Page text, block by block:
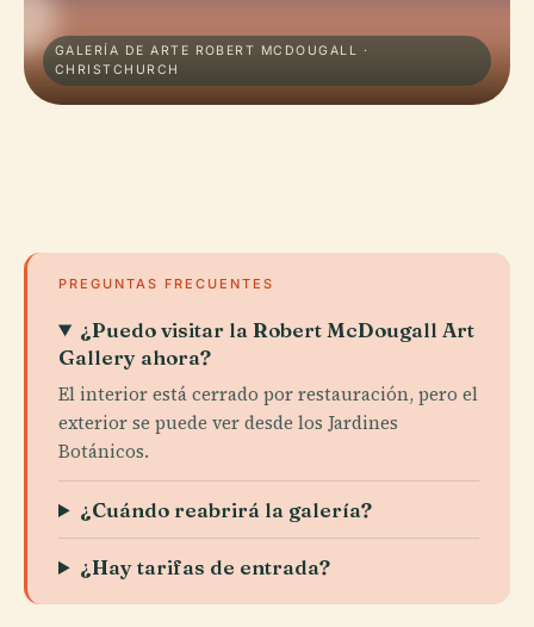
GALERÍA DE ARTE ROBERT MCDOUGALL ·
CHRISTCHURCH
PREGUNTAS FRECUENTES
¿Puedo visitar la Robert McDougall Art
Gallery ahora?
El interior está cerrado por restauración, pero el
exterior se puede ver desde los Jardines
Botánicos.
¿Cuándo reabrirá la galería?
¿Hay tarifas de entrada?